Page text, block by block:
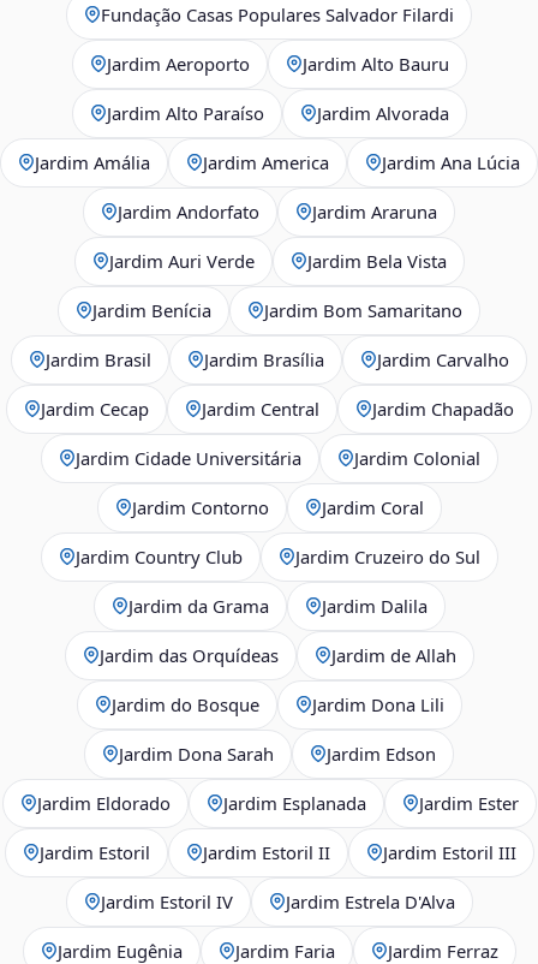
Fundação Casas Populares Salvador Filardi
Jardim Aeroporto Jardim Alto Bauru
Jardim Alto Paraíso Jardim Alvorada
Jardim Amália Jardim America Jardim Ana Lúcia
Jardim Andorfato Jardim Araruna
Jardim Auri Verde Jardim Bela Vista
Jardim Benícia Jardim Bom Samaritano
Jardim Brasil Jardim Brasília Jardim Carvalho
Jardim Cecap Jardim Central Jardim Chapadão
Jardim Cidade Universitária Jardim Colonial
Jardim Contorno Jardim Coral
Jardim Country Club Jardim Cruzeiro do Sul
Jardim da Grama Jardim Dalila
Jardim das Orquídeas Jardim de Allah
Jardim do Bosque Jardim Dona Lili
Jardim Dona Sarah Jardim Edson
Jardim Eldorado Jardim Esplanada Jardim Ester
Jardim Estoril Jardim Estoril II Jardim Estoril III
Jardim Estoril IV Jardim Estrela D'Alva
Jardim Eugênia Jardim Faria Jardim Ferraz